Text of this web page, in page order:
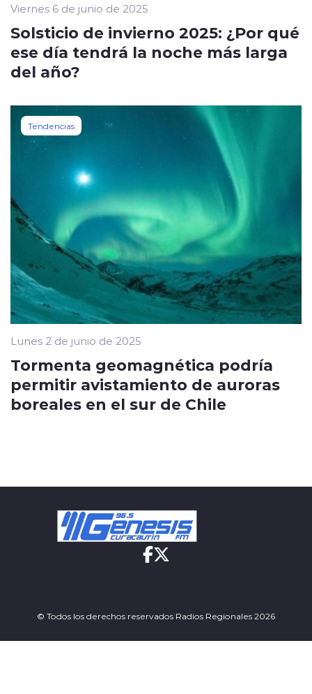
Viernes 6 de junio de 2025
Solsticio de invierno 2025: ¿Por qué
ese día tendrá la noche más larga
del año?
Tendencias
Lunes 2 de junio de 2025
Tormenta geomagnética podría
permitir avistamiento de auroras
boreales en el sur de Chile
© Todos los derechos reservados Radios Regionales 2026